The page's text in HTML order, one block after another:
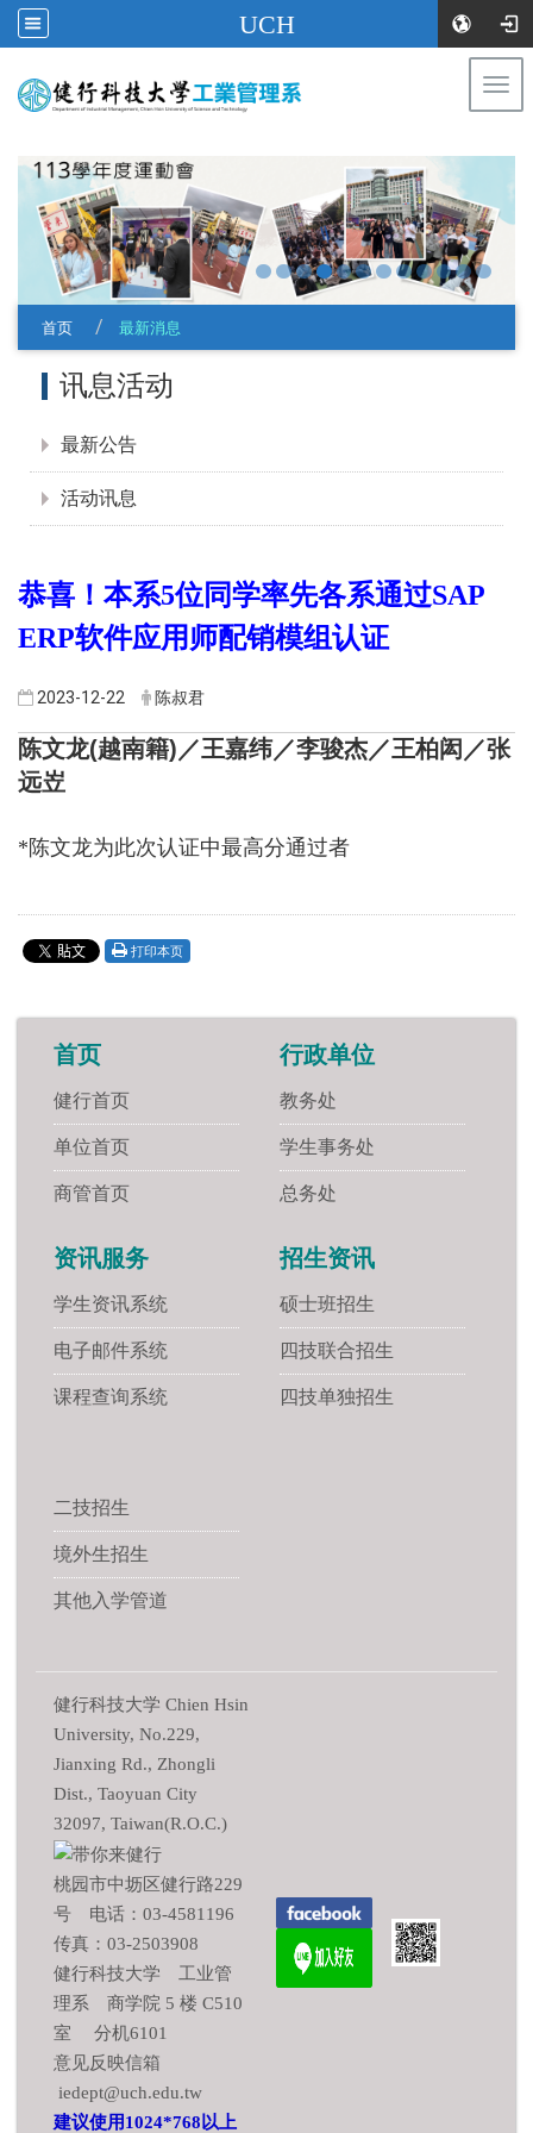
UCH
首页 最新消息
讯息活动
最新公告
活动讯息
恭喜！本系5位同学率先各系通过SAP
ERP软件应用师配销模组认证
2023-12-22 陈叔君
陈文龙(越南籍)／王嘉纬／李骏杰／王柏闳／张
远岦
*陈文龙为此次认证中最高分通过者
打印本页
首页
健行首页
单位首页
商管首页
行政单位
教务处
学生事务处
总务处
资讯服务
学生资讯系统
电子邮件系统
课程查询系统
招生资讯
硕士班招生
四技联合招生
四技单独招生
二技招生
境外生招生
其他入学管道
健行科技大学 Chien Hsin
University, No.229,
Jianxing Rd., Zhongli
Dist., Taoyuan City
32097, Taiwan(R.O.C.)
桃园市中坜区健行路229
号 电话：03-4581196
传真：03-2503908
健行科技大学 工业管
理系 商学院 5 楼 C510
室 分机6101
意见反映信箱
iedept@uch.edu.tw
建议使用1024*768以上